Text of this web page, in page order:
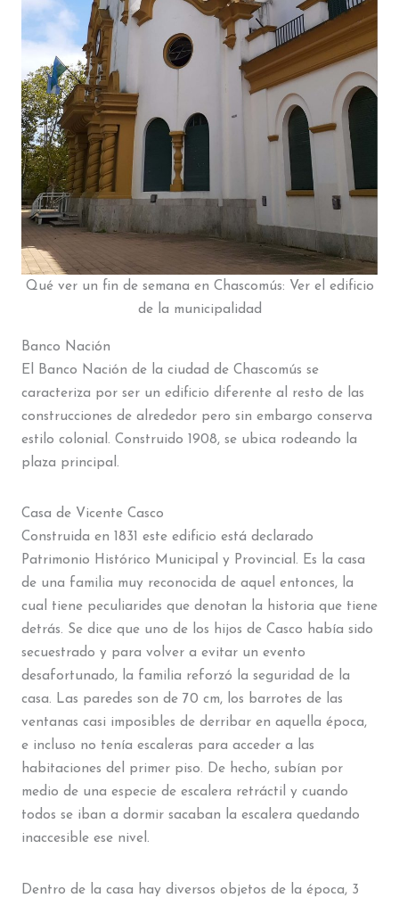
Qué ver un fin de semana en Chascomús: Ver el edificio
de la municipalidad
Banco Nación
El Banco Nación de la ciudad de Chascomús se
caracteriza por ser un edificio diferente al resto de las
construcciones de alrededor pero sin embargo conserva
estilo colonial. Construido 1908, se ubica rodeando la
plaza principal.
Casa de Vicente Casco
Construida en 1831 este edificio está declarado
Patrimonio Histórico Municipal y Provincial. Es la casa
de una familia muy reconocida de aquel entonces, la
cual tiene peculiarides que denotan la historia que tiene
detrás. Se dice que uno de los hijos de Casco había sido
secuestrado y para volver a evitar un evento
desafortunado, la familia reforzó la seguridad de la
casa. Las paredes son de 70 cm, los barrotes de las
ventanas casi imposibles de derribar en aquella época,
e incluso no tenía escaleras para acceder a las
habitaciones del primer piso. De hecho, subían por
medio de una especie de escalera retráctil y cuando
todos se iban a dormir sacaban la escalera quedando
inaccesible ese nivel.
Dentro de la casa hay diversos objetos de la época, 3